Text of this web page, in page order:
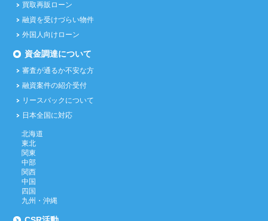
買取再販ローン
融資を受けづらい物件
外国人向けローン
資金調達について
審査が通るか不安な方
融資案件の紹介受付
リースバックについて
日本全国に対応
北海道
東北
関東
中部
関西
中国
四国
九州・沖縄